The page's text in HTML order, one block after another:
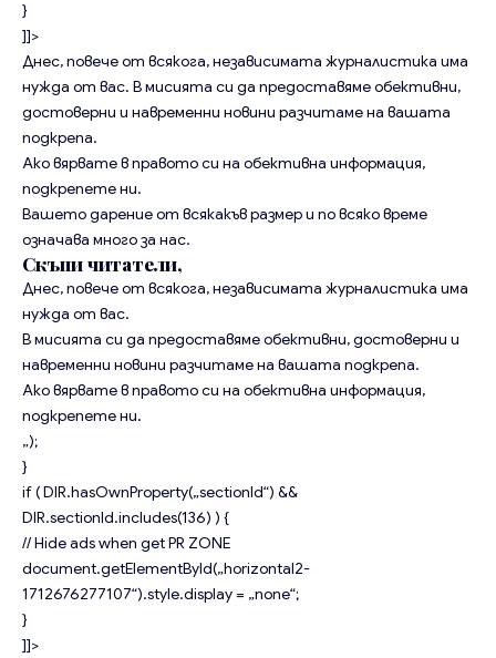
}
]]>
Днес, повече от всякога, независимата журналистика има
нужда от вас. В мисията си да предоставяме обективни,
достоверни и навременни новини разчитаме на вашата
подкрепа.
Ако вярвате в правото си на обективна информация,
подкрепете ни.
Вашето дарение от всякакъв размер и по всяко време
означава много за нас.
Скъпи читатели,
Днес, повече от всякога, независимата журналистика има
нужда от вас.
В мисията си да предоставяме обективни, достоверни и
навременни новини разчитаме на вашата подкрепа.
Ако вярвате в правото си на обективна информация,
подкрепете ни.
„);
}
if ( DIR.hasOwnProperty(„sectionId“) &&
DIR.sectionId.includes(136) ) {
// Hide ads when get PR ZONE
document.getElementById(„horizontal2-
1712676277107“).style.display = „none“;
}
]]>